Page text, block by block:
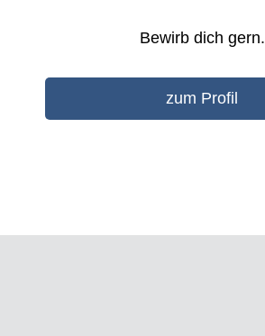
Bewirb dich gern.
zum Profil